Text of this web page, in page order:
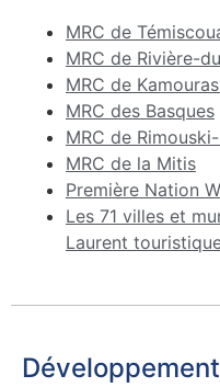
MRC de
MRC de Rivière-
MRC de
MRC des Basques
MRC de
MRC de la Mitis
Première Nation
Les 71 villes et
Laurent